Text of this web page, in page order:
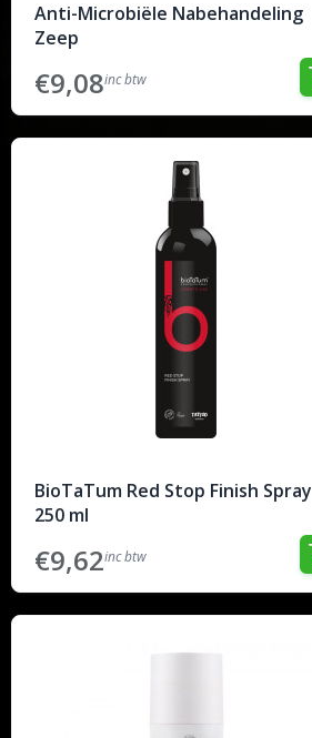
Anti-Microbiële Nabehandeling
Zeep
€9,08inc btw
BioTaTum Red Stop Finish Spray
250 ml
€9,62inc btw